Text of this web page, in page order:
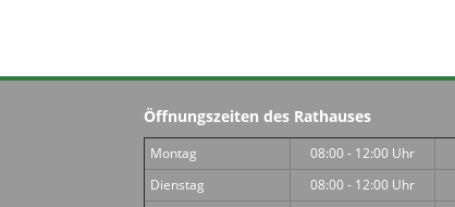
Öffnungszeiten des Rathauses
Montag 08:00 - 12:00 Uhr
Dienstag
08:00 - 12:00 Uhr